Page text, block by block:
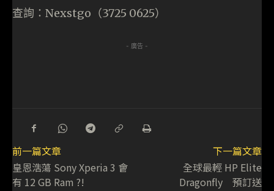
查詢：Nexstgo（3725 0625）
- 廣告 -
前一篇文章
皇恩浩蕩 Sony Xperia 3 會
有 12 GB Ram ?!
下一篇文章
全球最輕 HP Elite
Dragonfly 預訂送